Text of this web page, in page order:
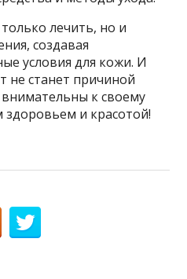
лечить, но и
создавая
условия для кожи. И
не станет причиной
к своему
здоровьем и красотой!